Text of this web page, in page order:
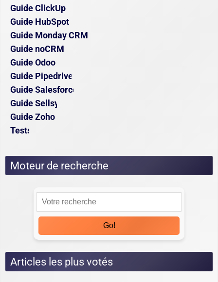
Guide ClickUp
Guide HubSpot
Guide Monday CRM
Guide noCRM
Guide Odoo
Guide Pipedrive
Guide Salesforce
Guide Sellsy
Guide Zoho
Tests
Moteur de recherche
Go!
Articles les plus votés